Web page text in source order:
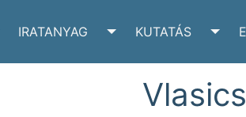
TOGGLE LEVÉLTÁR SUBMENU
IRATANYAG
TOGGLE IRATANYAG
KUTATÁS